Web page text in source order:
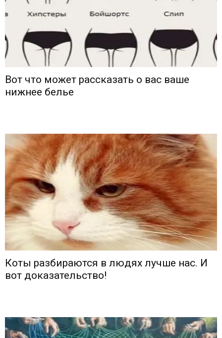
Вот что может рассказать о вас ваше
нижнее белье
Коты разбираются в людях лучше нас. И
вот доказательство!